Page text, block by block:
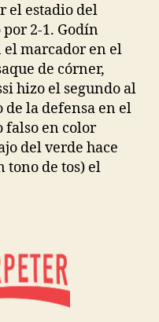
el estadio del
2-1. Godín
el marcador en el
de córner,
hizo el segundo al
la defensa en el
falso en color
del verde hace
tono de tos) el